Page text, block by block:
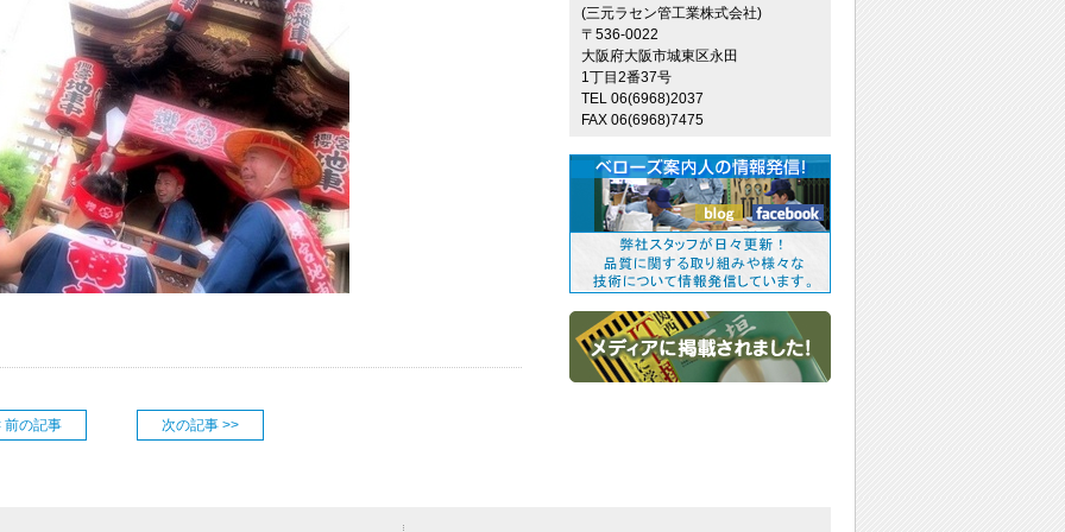
前の記事 次の記事 >>
(三元ラセン管工業株式会社)
〒536-0022
大阪府大阪市城東区永田
1丁目2番37号
TEL 06(6968)2037
FAX 06(6968)7475